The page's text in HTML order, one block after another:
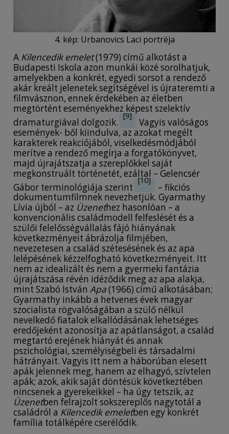
4. kép: Urbanovics Laci portréja
A Kilencedik emelet(1979) című alkotást a
Budapesti Iskola azon munkái közé sorolhatjuk,
amelyekben a konkrét, egyedi sorsot a rendező
akár kreált jelenetek segítségével is újrateremti a
filmvásznon, ennek érdekében az életben
megtörtént eseményekhez képest szelektív
dramaturgiával dolgozik.
[9]
Vagyis valóságos
események- ből kiindulva, az azokat megélt
karakterek reakciójából, viselkedésmódjából
merítve a rendező megírja a forgatókönyvet,
majd újrajátszatja a szereplőkkel saját
megkonstruált történetét, ezáltal – Gelencsér
Gábor terminológiája szerint
[10]
– fikciós
dokumentumfilmnek nevezhetjük. Gyarmathy
Lívia újból – az Üzenethez hasonlóan – a
konvencionális családmodell felfeslését és a
szülői felelősségvállalás fájó hiányának
következményeit ábrázolja filmjében,
nevezetesen a család szétesésének és az apa
lelépésének kézzelfogható következményeit. Itt
nem az idealizált és nem a gyermeki fantázia
újrajátszása révén idéződik meg az apa alakja,
mint Szabó István Apa(1966) című alkotásában;
Gyarmathy inkább a hetvenes évek magyar
szocialista rögvalóságában a szülő nélkül
nevelkedő fiatalok elkallódásának lehetséges
eredőjeként azonosítja az apátlanságot, a család
megtartó erejének hiányát és annak
pszichológiai, személyiségbeli és társadalmi
hátrányait. Vagyis itt nem a háborúban elesett
apák jelennek meg, hanem az elhagyó, szívtelen
apák; azok, akik saját döntésük következtében
nincsenek a gyerekeikkel – ha úgy tetszik, az
Üzenetben felrajzolt sokszereplős nagytotál a
családról a Kilencedik emeletben egy konkrét
família totálképére cserélődik.